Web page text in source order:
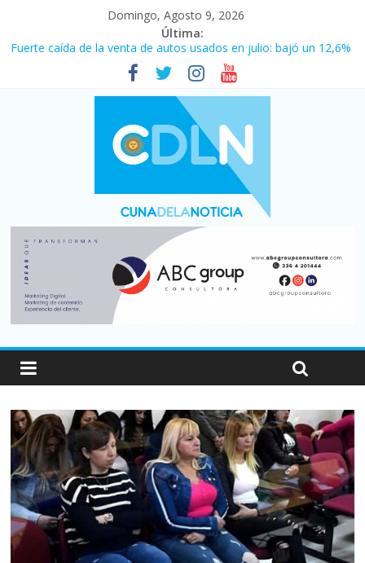
Domingo, Agosto 9, 2026
Última:
Fuerte caída de la venta de autos usados en julio: bajó un 12,6%
Central venció 1 a 0 al River de Coudet en el Monumental
La morosidad alcanzó su nivel más alto en dos décadas y ya
afecta a 400 mil deudores en Santa Fe
Desde que asumió Milei cerraron 41.000 kioscos: el sector
denuncia crisis como en 2001
Vacaciones de invierno con más movimiento y consumo
turístico: 4,6 millones de personas viajaron por el país, un 5,9%